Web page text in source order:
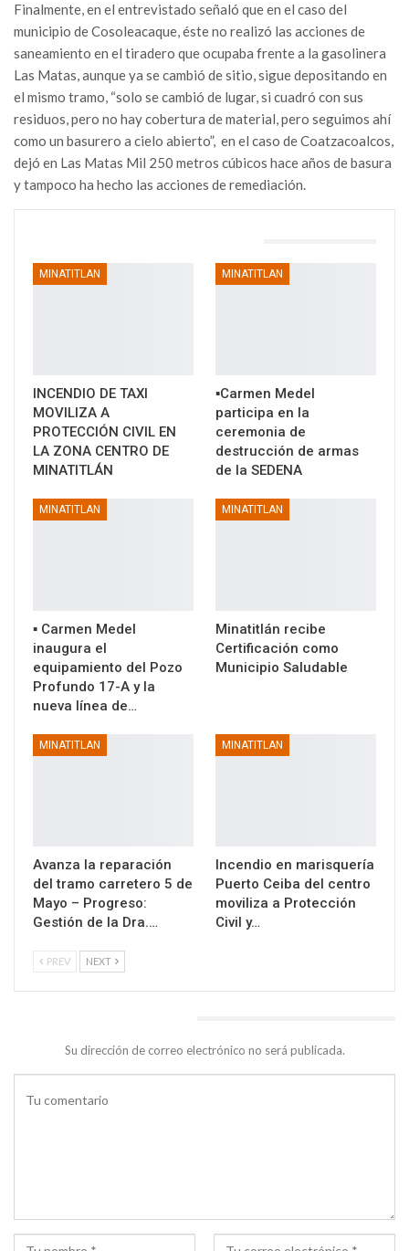
Finalmente, en el entrevistado señaló que en el caso del
municipio de Cosoleacaque, éste no realizó las acciones de
saneamiento en el tiradero que ocupaba frente a la gasolinera
Las Matas, aunque ya se cambió de sitio, sigue depositando en
el mismo tramo, “solo se cambió de lugar, si cuadró con sus
residuos, pero no hay cobertura de material, pero seguimos ahí
como un basurero a cielo abierto”, en el caso de Coatzacoalcos,
dejó en Las Matas Mil 250 metros cúbicos hace años de basura
y tampoco ha hecho las acciones de remediación.
MINATITLAN
INCENDIO DE TAXI
MOVILIZA A
PROTECCIÓN CIVIL EN
LA ZONA CENTRO DE
MINATITLÁN
MINATITLAN
▪️Carmen Medel
participa en la
ceremonia de
destrucción de armas
de la SEDENA
MINATITLAN
▪️ Carmen Medel
inaugura el
equipamiento del Pozo
Profundo 17-A y la
nueva línea de…
MINATITLAN
Minatitlán recibe
Certificación como
Municipio Saludable
MINATITLAN
Avanza la reparación
del tramo carretero 5 de
Mayo – Progreso:
Gestión de la Dra.…
MINATITLAN
Incendio en marisquería
Puerto Ceiba del centro
moviliza a Protección
Civil y…
PREV NEXT
Su dirección de correo electrónico no será publicada.